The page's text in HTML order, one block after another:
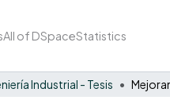
All of DSpaceStatistics
Industrial - Tesis